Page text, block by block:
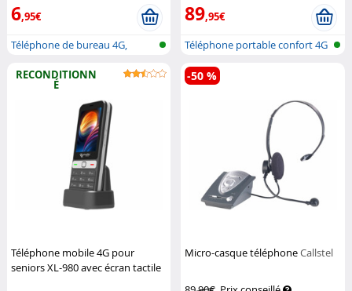
6,95€
Téléphone de bureau 4G,
89,95€
Téléphone portable confort 4G
avec...
RECONDITIONN
É
Téléphone mobile 4G pour
seniors XL-980 avec écran tactile
Micro-casque téléphoneCallstel
-50 %